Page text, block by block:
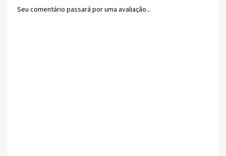
Seu comentário passará por uma avaliação...